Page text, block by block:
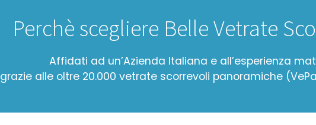
Perchè scegliere Belle Vetrate
Affidati ad un’Azienda Italiana e all’esperienza
grazie alle oltre 20.000 vetrate scorrevoli panoramiche